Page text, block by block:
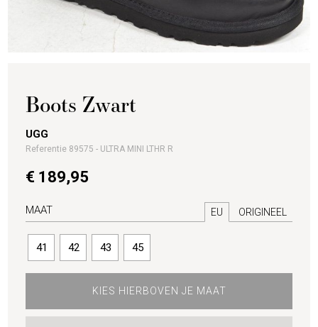
Boots Zwart
UGG
Referentie 89575 - ULTRA MINI LTHR R
€ 189,95
MAAT ORIGINEEL
EU
41 42 43 45
KIES HIERBOVEN JE MAAT